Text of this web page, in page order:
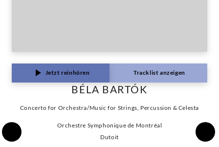
Jetzt reinhören Tracklist anzeigen
BÉLA BARTÓK
Concerto for Orchestra/Music for Strings, Percussion & Celesta
Orchestre Symphonique de Montréal
Dutoit